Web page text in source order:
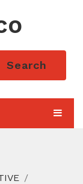
Search